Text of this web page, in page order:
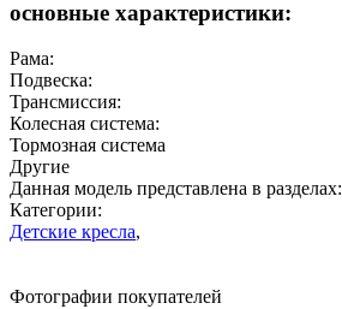
основные характеристики:
Рама:
Подвеска:
Трансмиссия:
Колесная система:
Тормозная система
Другие
Данная модель представлена в разделах:
Категории:
Детские кресла,
Фотографии покупателей